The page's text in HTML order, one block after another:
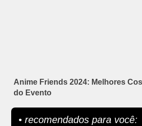
Anime Friends 2024: Melhores
do Evento
• recomendados para você: